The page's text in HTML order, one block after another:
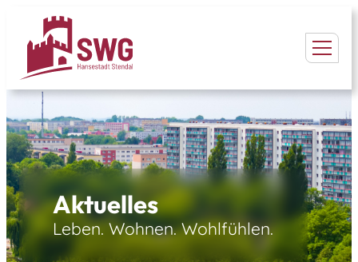
Aktuelles
Leben. Wohnen. Wohlfühlen.